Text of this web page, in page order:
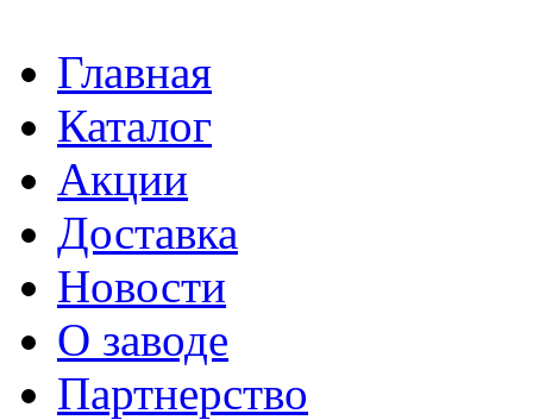
Главная
Каталог
Акции
Доставка
Новости
О заводе
Партнерство